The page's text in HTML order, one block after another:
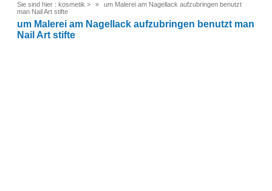
Sie sind hier : kosmetik >
um Malerei am Nagellack aufzubringen benutzt
man Nail Art stifte
um Malerei am Nagellack aufzubringen benutzt man
Nail Art stifte